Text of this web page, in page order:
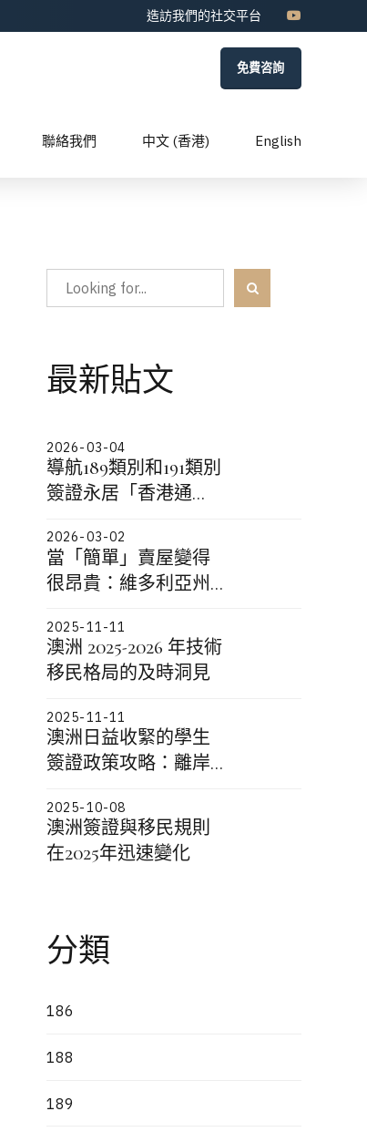
造訪我們的社交平台
免費咨詢
聯絡我們 中文 (香港) English
最新貼文
2026-03-04
導航189類別和191類別
簽證永居「香港通
證獲批日是決定性的
「鎖定」點
2026-03-02
當「簡單」賣屋變得
很昂貴：維多利亞州
配件，以及你到底能
帶走什麼的真實故事
2025-11-11
澳洲 2025-2026 年技術
移民格局的及時洞見
2025-11-11
澳洲日益收緊的學生
簽證政策攻略：離岸
的第 115 號部長指示重
點
2025-10-08
澳洲簽證與移民規則
在2025年迅速變化
分類
186
188
189